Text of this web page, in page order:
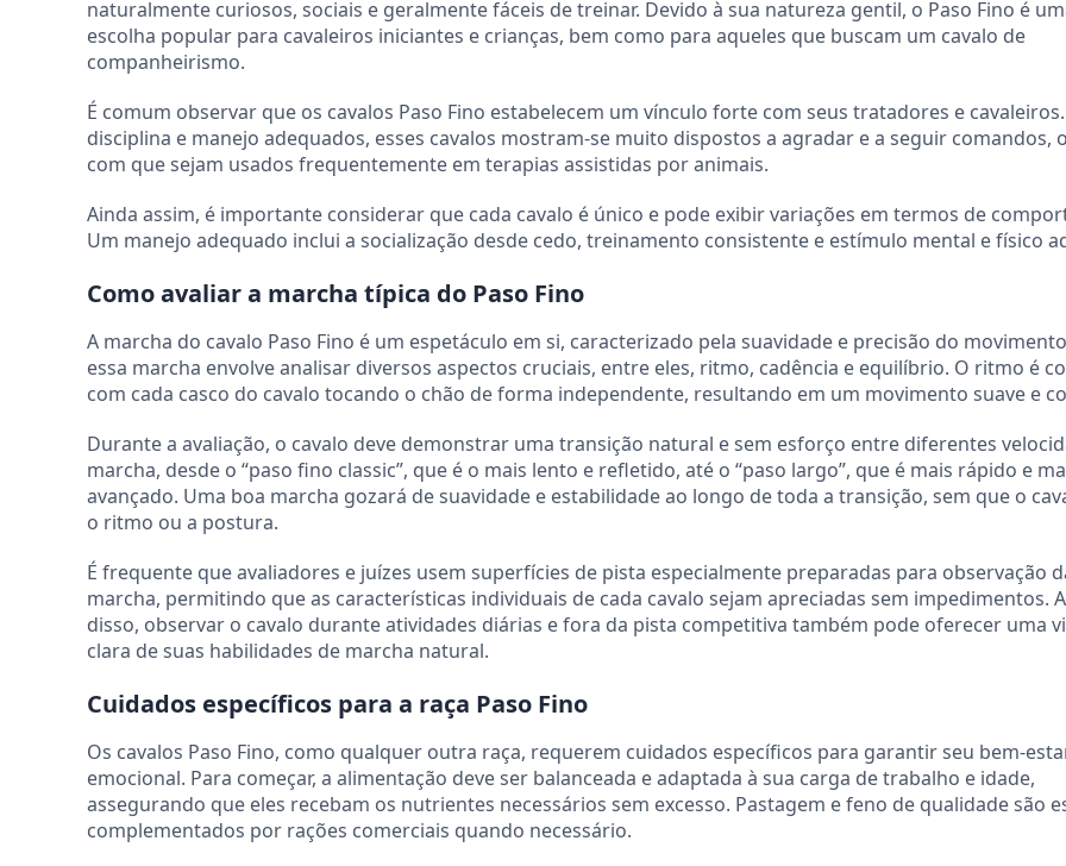
naturalmente curiosos, sociais e geralmente fáceis de treinar. Devido à sua natureza gentil, o Paso Fino é
escolha popular para cavaleiros iniciantes e crianças, bem como para aqueles que buscam um cavalo de
companheirismo.
É comum observar que os cavalos Paso Fino estabelecem um vínculo forte com seus tratadores e
disciplina e manejo adequados, esses cavalos mostram-se muito dispostos a agradar e a seguir comandos,
com que sejam usados frequentemente em terapias assistidas por animais.
Ainda assim, é importante considerar que cada cavalo é único e pode exibir variações em termos de
Um manejo adequado inclui a socialização desde cedo, treinamento consistente e estímulo mental e físico
Como avaliar a marcha típica do Paso Fino
A marcha do cavalo Paso Fino é um espetáculo em si, caracterizado pela suavidade e precisão do
essa marcha envolve analisar diversos aspectos cruciais, entre eles, ritmo, cadência e equilíbrio. O ritmo é
com cada casco do cavalo tocando o chão de forma independente, resultando em um movimento suave e
Durante a avaliação, o cavalo deve demonstrar uma transição natural e sem esforço entre diferentes
marcha, desde o “paso fino classic”, que é o mais lento e refletido, até o “paso largo”, que é mais rápido e
avançado. Uma boa marcha gozará de suavidade e estabilidade ao longo de toda a transição, sem que o
o ritmo ou a postura.
É frequente que avaliadores e juízes usem superfícies de pista especialmente preparadas para observação
marcha, permitindo que as características individuais de cada cavalo sejam apreciadas sem impedimentos.
disso, observar o cavalo durante atividades diárias e fora da pista competitiva também pode oferecer uma
clara de suas habilidades de marcha natural.
Cuidados específicos para a raça Paso Fino
Os cavalos Paso Fino, como qualquer outra raça, requerem cuidados específicos para garantir seu bem-
emocional. Para começar, a alimentação deve ser balanceada e adaptada à sua carga de trabalho e idade,
assegurando que eles recebam os nutrientes necessários sem excesso. Pastagem e feno de qualidade são
complementados por rações comerciais quando necessário.